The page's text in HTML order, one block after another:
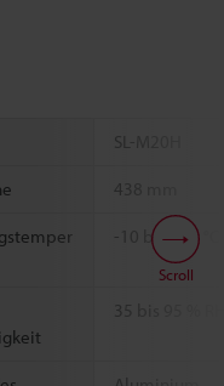
SL-M20H
438 mm
-10 bis +55
35 bis 95 %
Scroll